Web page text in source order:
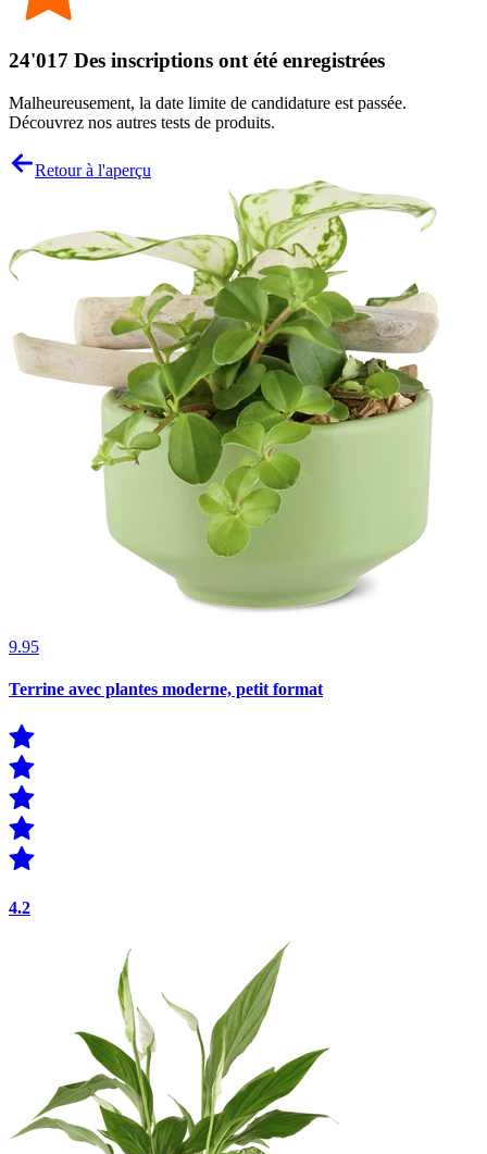
24'017 Des inscriptions ont été enregistrées
Malheureusement, la date limite de candidature est passée.
Découvrez nos autres tests de produits.
Retour à l'aperçu
9.95
Terrine avec plantes moderne, petit format
4.2